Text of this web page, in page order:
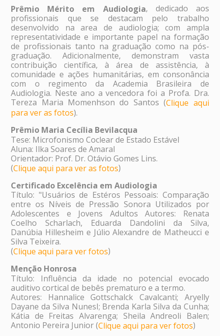
Prêmio Mérito em Audiologia, dedicado aos
profissionais que se destacam pelo trabalho
desenvolvido na area de audiologia; com ampla
representatividade e importante papel na formação
de profissionais tanto na graduação como na pós-
graduação. Adicionalmente, demonstram vasta
contribuição científica, à área de assistência, à
comunidade e ações humanitárias, em consonância
com o regimento da Academia Brasileira de
Audiologia. Neste ano a vencedora foi a Profa. Dra.
Tereza Maria Momenhson do Santos (Clique aqui
para ver as fotos).
Prêmio Maria Cecília Bevilacqua
Tese: Microfonismo Coclear de Estado Estável
Aluna: Ilka Soares de Amaral
Orientador: Prof. Dr. Otávio Gomes Lins.
(Clique aqui para ver as fotos)
Certificado Excelência em Audiologia
Título: "Usuários de Estéros Pessoais: Comparação
entre os Níveis de Pressão Sonora Utilizados por
Adolescentes e Jovens Adultos Autores: Renata
Coelho Scharlach, Eduarda Dandolini da Silva,
Danúbia Hillesheim e Júlio Alexandre de Matheucci e
Silva Teixeira.
(Clique aqui para ver fotos)
Menção Honrosa
Título: Influência da idade no potencial evocado
auditivo cortical de bebês prematuro e a termo.
Autores: Hannalice Gottschalck Cavalcanti; Aryelly
Dayane da Silva NunesI; Brenda Karla Silva da Cunha;
Kátia de Freitas Alvarenga; Sheila Andreoli Balen;
Antonio Pereira Junior (Clique aqui para ver fotos)